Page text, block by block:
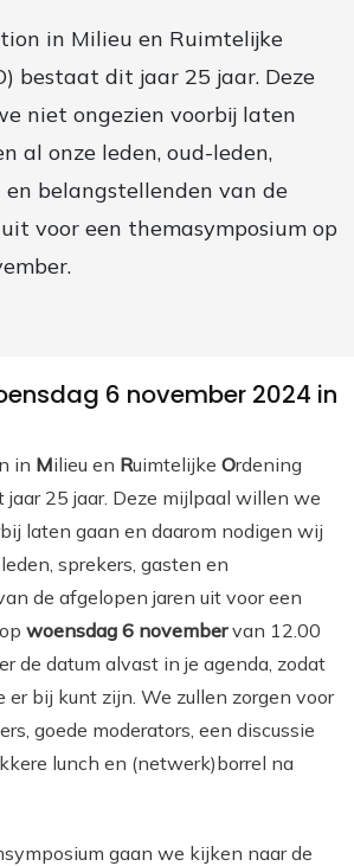
in Milieu en Ruimtelijke
bestaat dit jaar 25 jaar. Deze
niet ongezien voorbij laten
al onze leden, oud-leden,
en belangstellenden van de
voor een themasymposium op
6 november 2024 in
in Milieu en Ruimtelijke Ordening
jaar 25 jaar. Deze mijlpaal willen we
laten gaan en daarom nodigen wij
sprekers, gasten en
de afgelopen jaren uit voor een
woensdag 6 novembervan 12.00
de datum alvast in je agenda, zodat
er bij kunt zijn. We zullen zorgen voor
goede moderators, een discussie
lunch en (netwerk)borrel na
gaan we kijken naar de